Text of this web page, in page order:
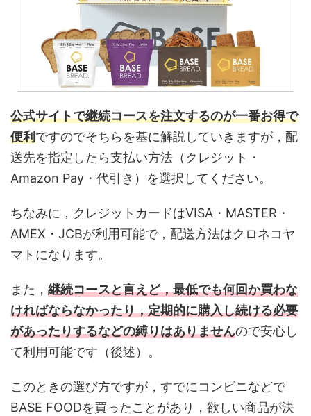
公式サイトで継続コースを注文するのが一番お得で
便利ですのでそちらを基に解説していきますが，配
送先を指定したら支払い方法（クレジット・
Amazon Pay・代引き）を選択してください。
ちなみに，クレジットカードはVISA・MASTER・
AMEX・JCBが利用可能で，配送方法はクロネコヤ
マトになります。
また， 継続コースと言えど，最低でも何回か買わな
ければならなかったり，定期的に購入し続ける必要
があったりするなどの縛りはありませんので安心し
て利用可能です（後述）。
このときの選び方ですが，すでにコンビニなどで
BASE FOODを買ったことがあり，欲しい商品が決